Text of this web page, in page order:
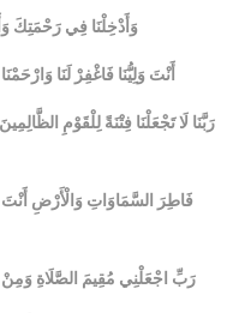
وَأَدْخِلْنَا فِي رَحْمَتِكَ
أَنْتَ وَلِيُّنَا فَاغْفِرْ لَنَا
رَبَّنَا لَا تَجْعَلْنَا فِتْنَةً لِلْقَوْمِ
فَاطِرَ السَّمَاوَاتِ وَالْأَرْضِ أَنْتَ
رَبِّ اجْعَلْنِي مُقِيمَ الصَّلَاةِ وَمِنْ